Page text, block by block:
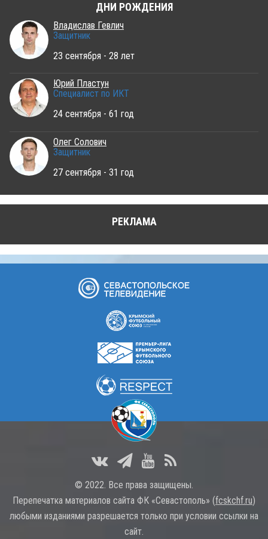
ДНИ РОЖДЕНИЯ
Владислав Гевлич
Защитник
23 сентября - 28 лет
Юрий Пластун
Специалист по ИКТ
24 сентября - 61 год
Олег Солович
Защитник
27 сентября - 31 год
РЕКЛАМА
© 2022. Все права защищены.
Перепечатка материалов сайта ФК «Севастополь» (fcskchf.ru)
любыми изданиями разрешается только при условии ссылки на
сайт.